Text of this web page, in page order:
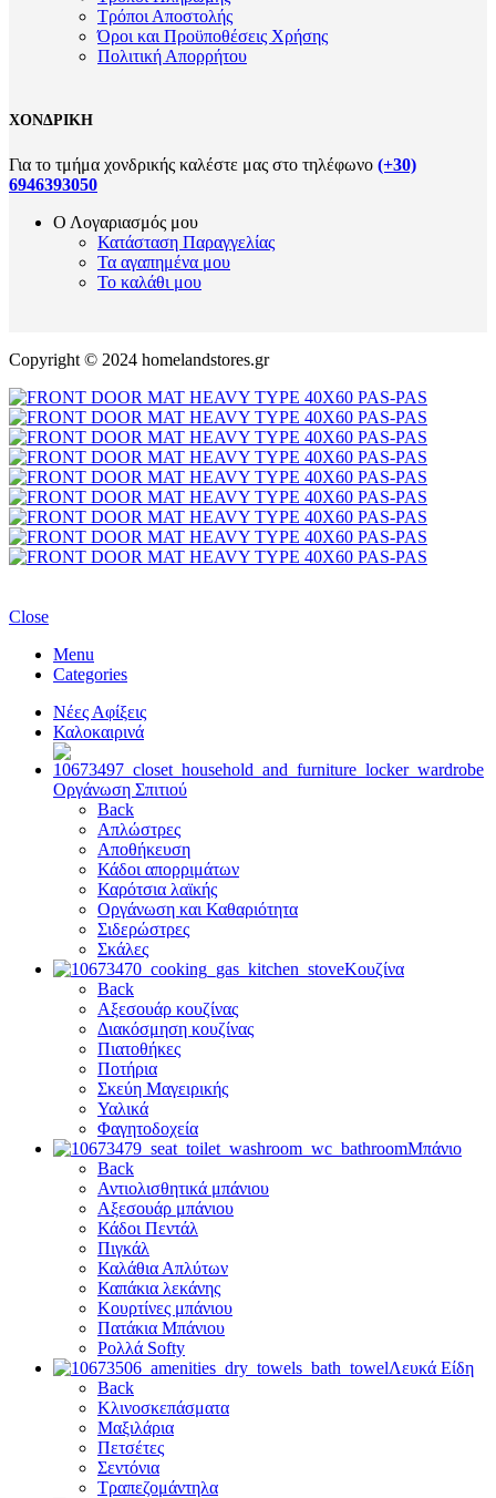
Τρόποι Αποστολής
Όροι και Προϋποθέσεις Χρήσης
Πολιτική Απορρήτου
ΧΟΝΔΡΙΚΗ
Για το τμήμα χονδρικής καλέστε μας στο τηλέφωνο (+30)
6946393050
Ο Λογαριασμός μου
Κατάσταση Παραγγελίας
Τα αγαπημένα μου
Το καλάθι μου
Copyright © 2024 homelandstores.gr
Close
Menu
Categories
Νέες Αφίξεις
Καλοκαιρινά
Οργάνωση Σπιτιού
Back
Απλώστρες
Αποθήκευση
Κάδοι απορριμάτων
Καρότσια λαϊκής
Οργάνωση και Καθαριότητα
Σιδερώστρες
Σκάλες
Κουζίνα
Back
Αξεσουάρ κουζίνας
Διακόσμηση κουζίνας
Πιατοθήκες
Ποτήρια
Σκεύη Μαγειρικής
Υαλικά
Φαγητοδοχεία
Μπάνιο
Back
Αντιολισθητικά μπάνιου
Αξεσουάρ μπάνιου
Κάδοι Πεντάλ
Πιγκάλ
Καλάθια Απλύτων
Καπάκια λεκάνης
Κουρτίνες μπάνιου
Πατάκια Μπάνιου
Ρολλά Softy
Λευκά Είδη
Back
Κλινοσκεπάσματα
Μαξιλάρια
Πετσέτες
Σεντόνια
Τραπεζομάντηλα